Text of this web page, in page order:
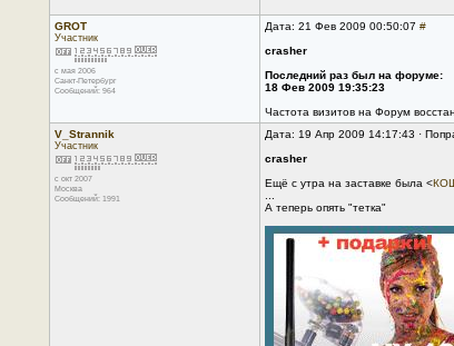
GROT
Участник
с мая 2006
Санкт-Петербург
Сообщений: 964
Дата: 21 Фев 2009 00:50:07 #
crasher
Последний раз был на форуме:
18 Фев 2009 19:35:23
Частота визитов на Форум
V_Strannik
Участник
с окт 2007
Москва
Сообщений: 1991
Дата: 19 Апр 2009 14:17:43 ·
crasher
Ещё с утра на заставке была <
А теперь опять "тетка"